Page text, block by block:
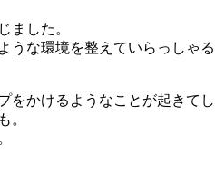
ました。
な環境を整えていらっしゃる
かけるようなことが起きて
。